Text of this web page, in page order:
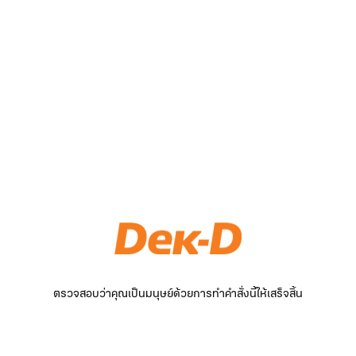
ตรวจสอบว่าคุณเป็นมนุษย์ด้วยการทำคำสั่งนี้ให้เสร็จสิ้น